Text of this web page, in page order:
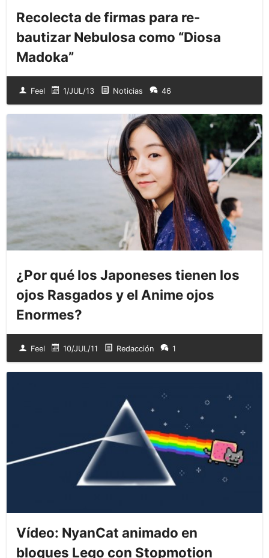
Recolecta de firmas para re-
bautizar Nebulosa como “Diosa
Madoka”
Feel 1/JUL/13 Noticias 46
¿Por qué los Japoneses tienen los
ojos Rasgados y el Anime ojos
Enormes?
Feel 10/JUL/11 Redacción 1
Vídeo: NyanCat animado en
bloques Lego con Stopmotion